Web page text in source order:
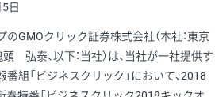
日
GMOクリック証券株式会社（本社：東京
弘泰、以下：当社）は、当社が一社提供す
番組「ビジネスクリック」において、2018